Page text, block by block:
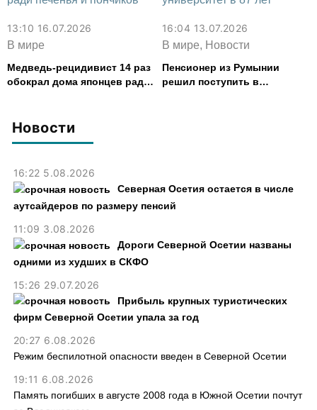
Новости
16:22 5.08.2026
Северная Осетия остается в числе
аутсайдеров по размеру пенсий
11:09 3.08.2026
Дороги Северной Осетии названы
одними из худших в СКФО
15:26 29.07.2026
Прибыль крупных туристических
фирм Северной Осетии упала за год
20:27 6.08.2026
Режим беспилотной опасности введен в Северной Осетии
19:11 6.08.2026
Память погибших в августе 2008 года в Южной Осетии почтут
13:10 16.07.2026
В мире
Медведь-рецидивист 14 раз
обокрал дома японцев ради
16:04 13.07.2026
В мире, Новости
Пенсионер из Румынии
решил поступить в